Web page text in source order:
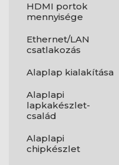
HDMI portok
mennyisége
Ethernet/LAN
csatlakozás
Alaplap kialakítása
Alaplapi
lapkakészlet-
család
Alaplapi
chipkészlet